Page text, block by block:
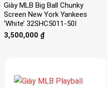
Giày MLB Big Ball Chunky
Screen New York Yankees
‘White’ 32SHC5011-50I
3,500,000 ₫